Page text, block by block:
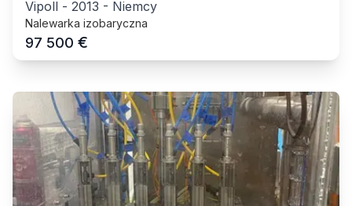
Vipoll - 2013 - Niemcy
Nalewarka izobaryczna
97 500 €